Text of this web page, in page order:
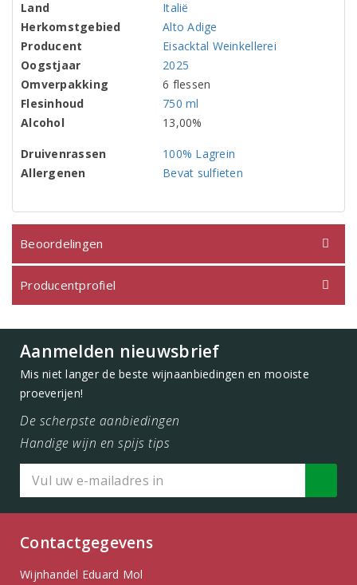
Land
Italië
Herkomstgebied
Alto Adige
Producent
Eisacktal Weinkellerei
Oogstjaar
2025
Omverpakking
6 flessen
Flesinhoud
750 ml
Alcohol
13,00%
Druivenrassen
100% Lagrein
Allergenen
Bevat sulfieten
Beoordelingen
Producentprofiel
Aanmelden nieuwsbrief
Mis niet langer de beste wijnaanbiedingen en mooiste
proeverijen!
De scherpste aanbiedingen
Handige wijn en spijs tips
Contactgegevens
Wijnhandel Eduard Mol